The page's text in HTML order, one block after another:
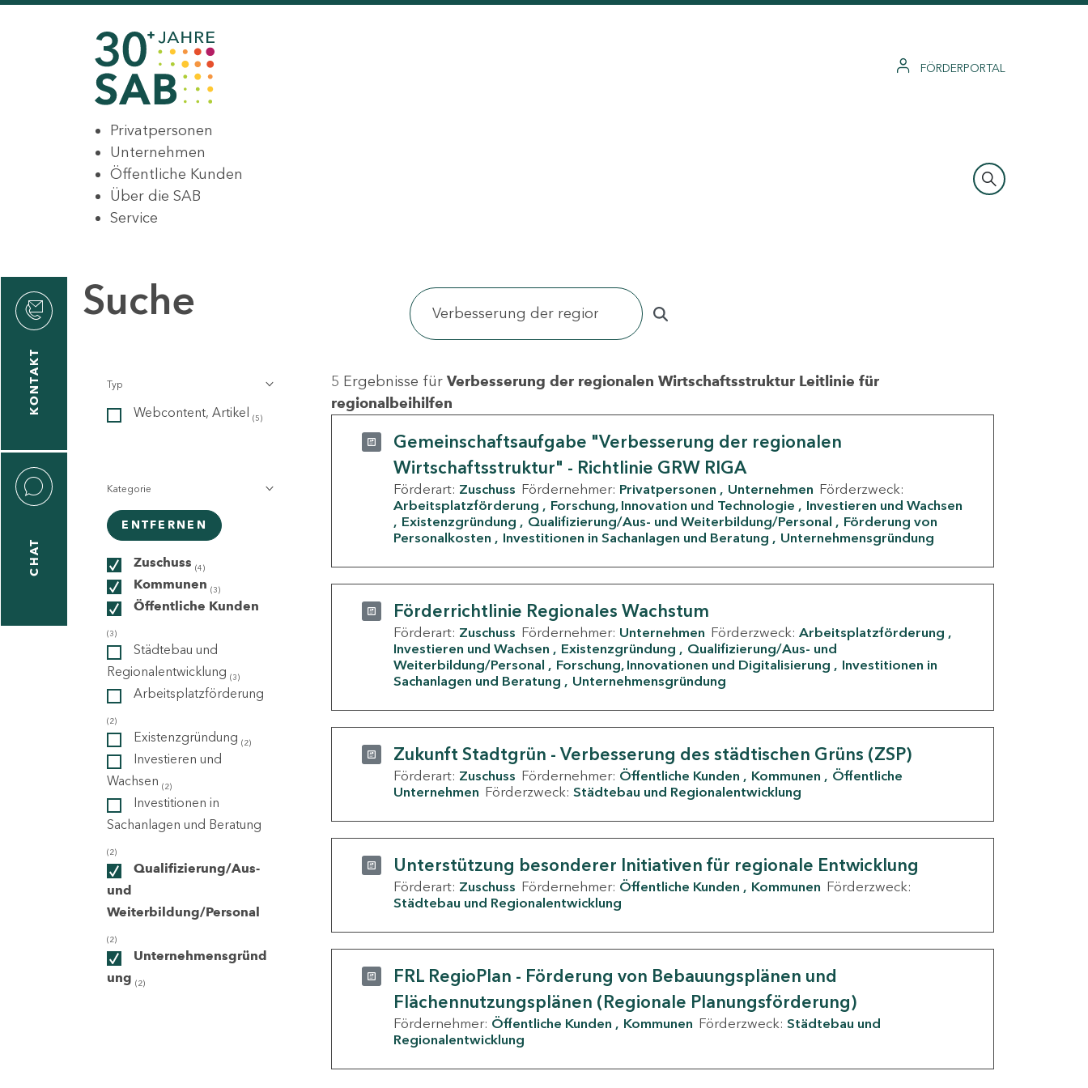
FÖRDERPORTAL
Privatpersonen
Unternehmen
Öffentliche Kunden
Über die SAB
Service
KONTAKT
CHAT
Suche
Typ
Webcontent, Artikel (5)
Kategorie
ENTFERNEN
Zuschuss (4)
Kommunen (3)
Öffentliche Kunden
(3)
Städtebau und
Regionalentwicklung (3)
Arbeitsplatzförderung
(2)
Existenzgründung (2)
Investieren und
Wachsen (2)
Investitionen in
Sachanlagen und Beratung
(2)
Qualifizierung/Aus-
und
Weiterbildung/Personal
(2)
Unternehmensgründ
ung (2)
5 Ergebnisse für Verbesserung der regionalen Wirtschaftsstruktur Leitlinie für
regionalbeihilfen
Gemeinschaftsaufgabe "Verbesserung der regionalen
Wirtschaftsstruktur" - Richtlinie GRW RIGA
Förderart: Zuschuss Fördernehmer: Privatpersonen Unternehmen Förderzweck:
Arbeitsplatzförderung
Forschung, Innovation und Technologie
Investieren und Wachsen
Existenzgründung
Qualifizierung/Aus- und Weiterbildung/Personal
Förderung von
Personalkosten
Investitionen in Sachanlagen und Beratung Unternehmensgründung
Förderrichtlinie Regionales Wachstum
Förderart: Zuschuss Fördernehmer: Unternehmen Förderzweck: Arbeitsplatzförderung
Investieren und Wachsen
Existenzgründung
Qualifizierung/Aus- und
Weiterbildung/Personal
Forschung, Innovationen und Digitalisierung
Investitionen in
Sachanlagen und Beratung
Unternehmensgründung
Zukunft Stadtgrün - Verbesserung des städtischen Grüns (ZSP)
Förderart: Zuschuss Fördernehmer: Öffentliche Kunden Kommunen
Öffentliche
Unternehmen Förderzweck: Städtebau und Regionalentwicklung
Unterstützung besonderer Initiativen für regionale Entwicklung
Förderart: Zuschuss Fördernehmer: Öffentliche Kunden Kommunen Förderzweck:
Städtebau und Regionalentwicklung
FRL RegioPlan - Förderung von Bebauungsplänen und
Flächennutzungsplänen (Regionale Planungsförderung)
Fördernehmer: Öffentliche Kunden Kommunen Förderzweck: Städtebau und
Regionalentwicklung